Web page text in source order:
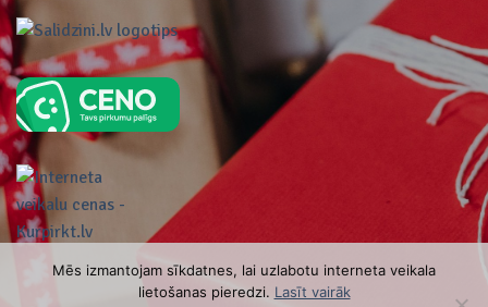
Mēs izmantojam sīkdatnes, lai uzlabotu interneta veikala
lietošanas pieredzi. Lasīt vairāk